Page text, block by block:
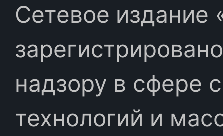
Сетевое издание
надзору в сфере
технологий и